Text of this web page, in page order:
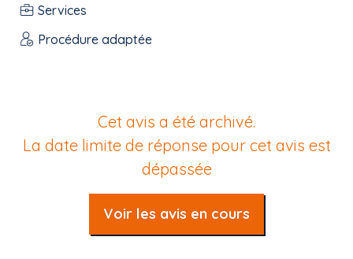
Services
Procédure adaptée
Cet avis a été archivé.
La date limite de réponse pour cet avis est
dépassée
Voir les avis en cours